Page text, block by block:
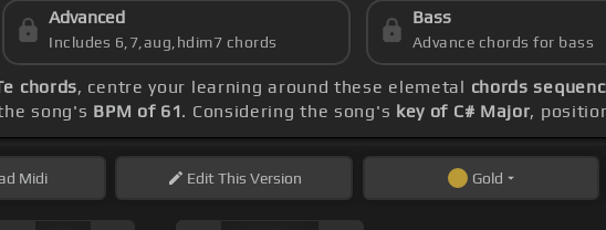
Advanced
Includes 6,7,aug,hdim7 chords
Bass
Advance chords for bass
chords, centre your learning around these elemetal chords
song's BPM of 61. Considering the song's key of C# Major,
Midi EditThis Version Gold